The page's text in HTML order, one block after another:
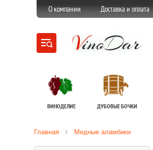
О компании Доставка и оплата
ВИНОДЕЛИЕ ДУБОВЫЕ БОЧКИ
Главная Медные аламбики